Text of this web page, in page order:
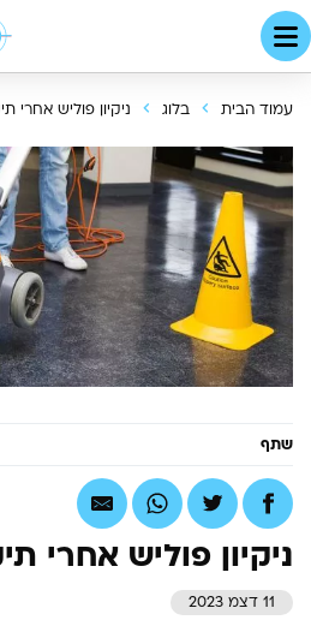
עמוד הבית בלוג ניקיון פוליש אחרי
שתף
ניקיון פוליש אחרי
11 דצמ 2023